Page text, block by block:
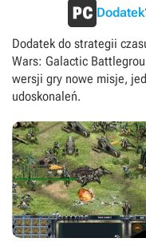
Dodatek
Dodatek do strategii
Wars: Galactic
wersji gry nowe misje,
udoskonaleń.